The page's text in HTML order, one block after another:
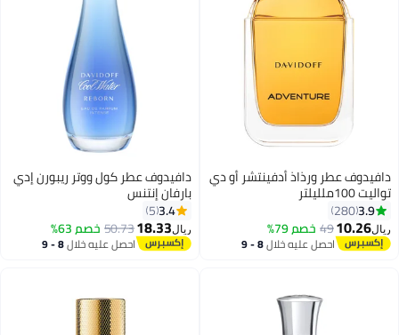
دافيدوف عطر ورذاذ أدفينتشر أو دي
تواليت 100ملليلتر
3.9
280
ريال10.26
49 خصم 79%
احصل عليه خلال 8 - 9
دافيدوف عطر كول ووتر ريبورن إدي
بارفان إنتنس
3.4
5
ريال18.33
50.73خصم 63%
احصل عليه خلال 8 - 9